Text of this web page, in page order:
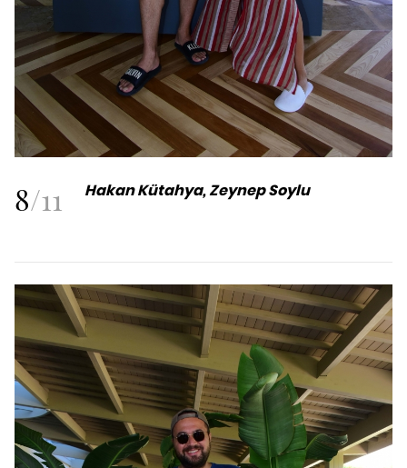
8/11 Hakan Kütahya, Zeynep Soylu